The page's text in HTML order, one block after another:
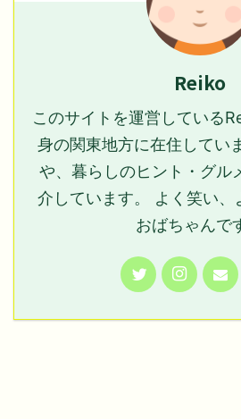
Reiko
このサイトを運営している
身の関東地方に在住してい
や、暮らしのヒント・グル
介しています。 よく笑い、
おばちゃんで